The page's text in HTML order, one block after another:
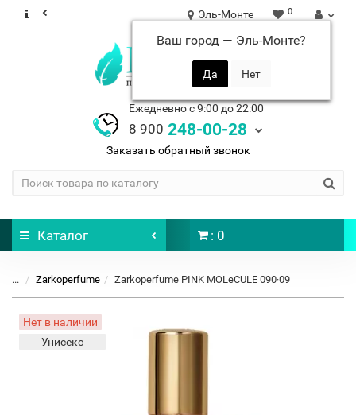
Эль-Монте
Ваш город — Эль-Монте?
0
Ежедневно с 9:00 до 22:00
8 900 248-00-28
Заказать обратный звонок
Каталог : 0
... Zarkoperfume Zarkoperfume PINK MOLeCULE 090·09
Нет в наличии
Унисекс